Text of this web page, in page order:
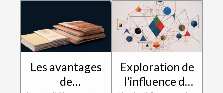
Les avantages
de
Exploration de
l'influence de